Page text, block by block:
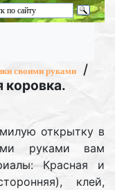
своими руками
/
коровка.
открытку в
руками вам
Красная и
клей,